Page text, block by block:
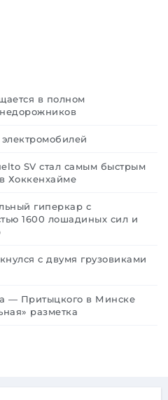
в полном
SV стал самым быстрым
Хоккенхайме
гиперкар с
1600 лошадиных сил и
с двумя грузовиками
— Притыцкого в Минске
разметка